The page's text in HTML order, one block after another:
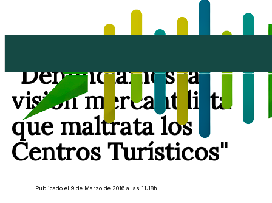
"Denunciamos la
visión mercantilista
que maltrata los
Centros Turísticos"
Publicado el 9 de Marzo de 2016 a las 11:18h